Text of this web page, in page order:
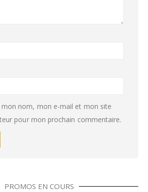
mon nom, mon e-mail et mon site
pour mon prochain commentaire.
PROMOS EN COURS